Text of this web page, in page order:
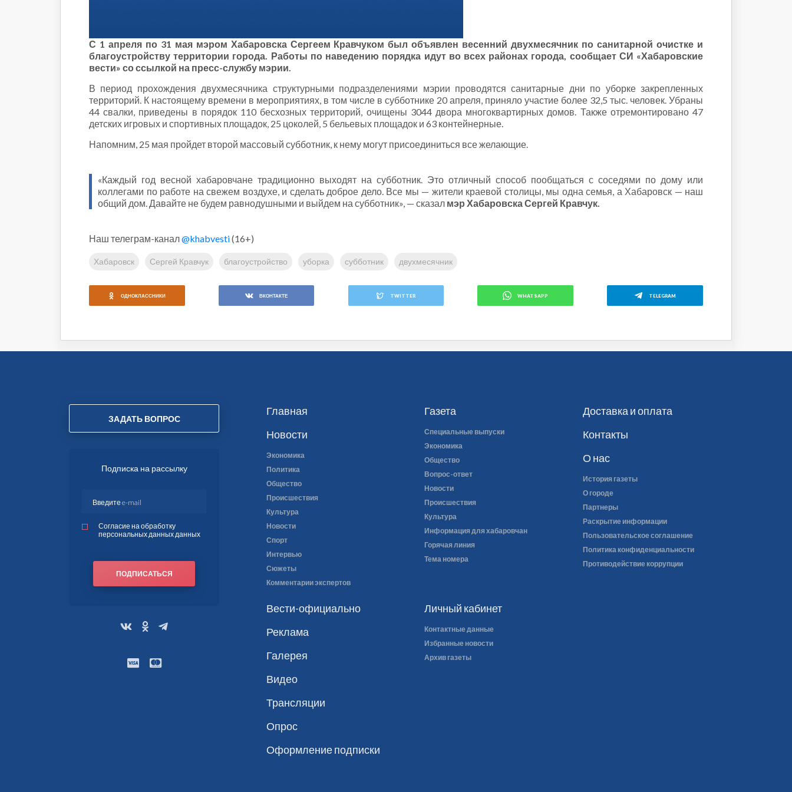
Новогоднее
Духовность
Паводок-2021
Антифейк
Паводок-2022
Выборы-2022
С 1 апреля по 31 мая мэром Хабаровска Сергеем Кравчуком был объявлен весенний двухмесячник по санитарной очистке и
благоустройству территории города. Работы по наведению порядка идут во всех районах города, сообщает СИ «Хабаровские
вести» со ссылкой на пресс-службу мэрии.
В период прохождения двухмесячника структурными подразделениями мэрии проводятся санитарные дни по уборке закрепленных
территорий. К настоящему времени в мероприятиях, в том числе в субботнике 20 апреля, приняло участие более 32,5 тыс. человек. Убраны
44 свалки, приведены в порядок 110 бесхозных территорий, очищены 3044 двора многоквартирных домов. Также отремонтировано 47
детских игровых и спортивных площадок, 25 цоколей, 5 бельевых площадок и 63 контейнерные.
Напомним, 25 мая пройдет второй массовый субботник, к нему могут присоединиться все желающие.
«Каждый год весной хабаровчане традиционно выходят на субботник. Это отличный способ пообщаться с соседями по дому или
коллегами по работе на свежем воздухе, и сделать доброе дело. Все мы — жители краевой столицы, мы одна семья, а Хабаровск — наш
общий дом. Давайте не будем равнодушными и выйдем на субботник», — сказал мэр Хабаровска Сергей Кравчук.
Наш телеграм-канал@khabvesti(16+)
Хабаровск Сергей Кравчук благоустройство уборка субботник двухмесячник
ОДНОКЛАССНИКИ ВКОНТАКТЕ TWITTER WHATSAPP TELEGRAM
Личный кабинет
Контактные данные
Избранные новости
Архив газеты
Главная
Новости
Экономика
Политика
Общество
Происшествия
Культура
Новости
Спорт
Интервью
Сюжеты
Комментарии экспертов
Газета
Специальные выпуски
Экономика
Общество
Вопрос-ответ
Новости
Происшествия
Культура
Информация для хабаровчан
Горячая линия
Тема номера
Доставка и оплата
Контакты
О нас
История газеты
О городе
Партнеры
Раскрытие информации
Пользовательское соглашение
Политика конфиденциальности
Противодействие коррупции
Вести-официально
Реклама
Галерея
Видео
Трансляции
Опрос
Оформление подписки
ЗАДАТЬ ВОПРОС
Подписка на рассылку
Согласие на обработку
персональных данных данных
ПОДПИСАТЬСЯ